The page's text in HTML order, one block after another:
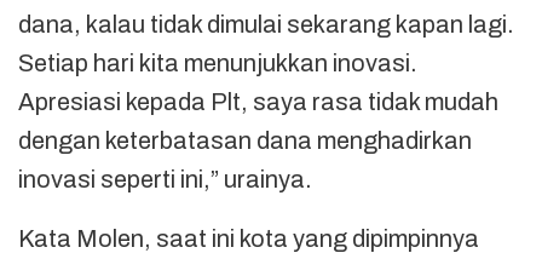
dana, kalau tidak dimulai sekarang kapan lagi.
Setiap hari kita menunjukkan inovasi.
Apresiasi kepada Plt, saya rasa tidak mudah
dengan keterbatasan dana menghadirkan
inovasi seperti ini,” urainya.
Kata Molen, saat ini kota yang dipimpinnya